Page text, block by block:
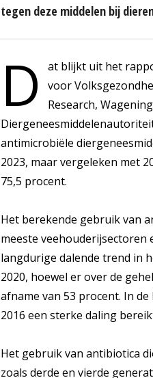
tegen deze middelen bij
D at blijkt uit het
voor
Research,
antimicrobiële
2023, maar vergeleken met
75,5 procent.
Het berekende gebruik van
meeste veehouderijsectoren
langdurige dalende trend in
2020, hoewel er over de
afname van 53 procent. In
2016 een sterke daling
Het gebruik van antibiotica
zoals derde en vierde